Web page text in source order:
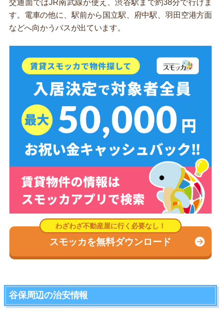
交通面ではJR南武線が使え、渋谷駅まで約38分で行けま
す。電車の他に、駅前から国立駅、府中駅、羽田空港方面
などへ向かうバスが出ています。
スモッカを無料ダウンロード
谷保周辺の治安情報